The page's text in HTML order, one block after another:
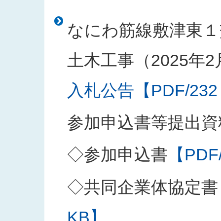
なにわ筋線敷津東
土木工事（2025年2
入札公告【PDF/
参加申込書等提出
◇参加申込書 【
◇共同企業体協定書
KB】